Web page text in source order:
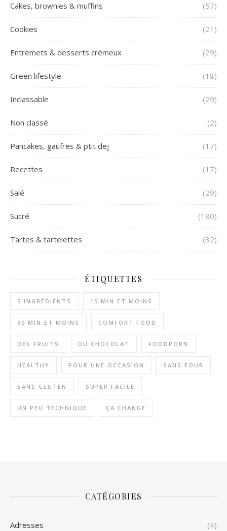
Cakes, brownies & muffins (57)
Cookies (21)
Entremets & desserts crémeux (29)
Green lifestyle (18)
Inclassable (29)
Non classé (2)
Pancakes, gaufres & ptit dej (17)
Recettes (17)
Salé (29)
Sucré (180)
Tartes & tartelettes (32)
ÉTIQUETTES
5 INGRÉDIENTS 15 MIN ET MOINS
30 MIN ET MOINS COMFORT FOOD
DES FRUITS DU CHOCOLAT FOODPORN
HEALTHY POUR UNE OCCASION SANS FOUR
SANS GLUTEN SUPER FACILE
UN PEU TECHNIQUE ÇA CHANGE
CATÉGORIES
Adresses (4)